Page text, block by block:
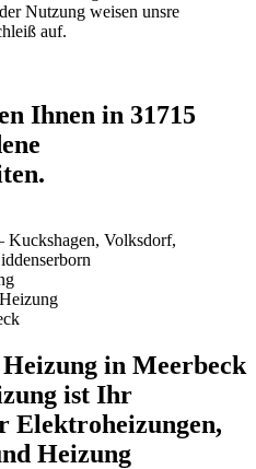
Nutzung weisen unsre
auf.
Ihnen in 31715
Kuckshagen, Volksdorf,
in Meerbeck
ist Ihr
Elektroheizungen,
Heizung